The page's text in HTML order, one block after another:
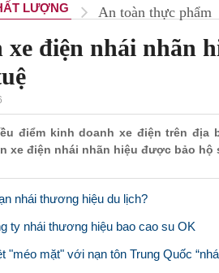
LƯỢNG An toàn thực phẩm
điện nhái nhãn
điểm kinh doanh xe điện trên
xe điện nhái nhãn hiệu được bảo hộ
nhái thương hiệu du lịch?
ty nhái thương hiệu bao cao su OK
"méo mặt" với nạn tôn Trung Quốc